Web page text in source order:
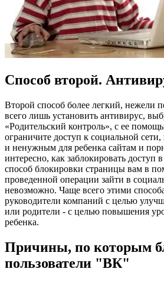
Способ второй.
Второй способ более легкий, нежели
всего лишь установить антивирус,
«Родительский контроль», с ее
ограничите доступ к социальной
и ненужным для ребенка сайтам и
интересно, как заблокировать
способ блокировки страницы вам в
проведенной операции зайти в
невозможно. Чаще всего этими
руководители компаний с целью
или родители - с целью повышения
ребенка.
Причины, по которым
пользователи "ВК"